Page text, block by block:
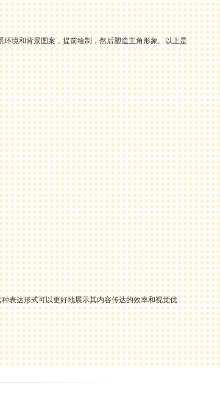
境和背景图案，提前绘制，然后塑造主角形象。以上是
表达形式可以更好地展示其内容传达的效率和视觉优